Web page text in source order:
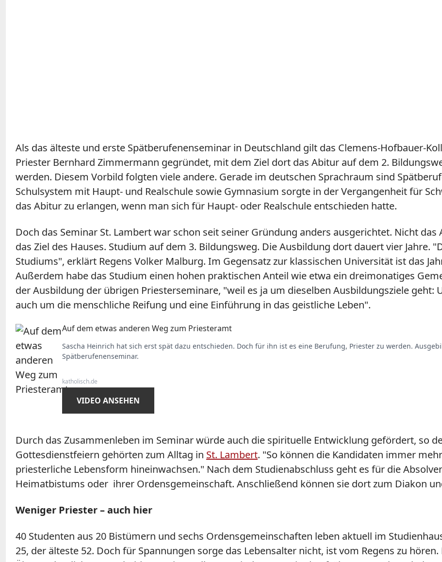
Als das älteste und erste Spätberufenenseminar in Deutschland gilt das Clemens-Hofbauer-
Priester Bernhard Zimmermann gegründet, mit dem Ziel dort das Abitur auf dem 2.
werden. Diesem Vorbild folgten viele andere. Gerade im deutschen Sprachraum sind
Schulsystem mit Haupt- und Realschule sowie Gymnasium sorgte in der Vergangenheit für
das Abitur zu erlangen, wenn man sich für Haupt- oder Realschule entschieden hatte.
Doch das Seminar St. Lambert war schon seit seiner Gründung anders ausgerichtet. Nicht
das Ziel des Hauses. Studium auf dem 3. Bildungsweg. Die Ausbildung dort dauert vier Jahre.
Studiums", erklärt Regens Volker Malburg. Im Gegensatz zur klassischen Universität ist das
Außerdem habe das Studium einen hohen praktischen Anteil wie etwa ein dreimonatiges
der Ausbildung der übrigen Priesterseminare, "weil es ja um dieselben Ausbildungsziele geht:
auch um die menschliche Reifung und eine Einführung in das geistliche Leben".
Auf dem etwas anderen Weg zum Priesteramt
Sascha Heinrich hat sich erst spät dazu entschieden. Doch für ihn ist es eine Berufung, Priester zu werden.
Spätberufenenseminar.
katholisch.de
VIDEO ANSEHEN
Durch das Zusammenleben im Seminar würde auch die spirituelle Entwicklung gefördert, so
Gottesdienstfeiern gehörten zum Alltag in St. Lambert. "So können die Kandidaten immer
priesterliche Lebensform hineinwachsen." Nach dem Studienabschluss geht es für die
Heimatbistums oder ihrer Ordensgemeinschaft. Anschließend können sie dort zum Diakon
Weniger Priester – auch hier
40 Studenten aus 20 Bistümern und sechs Ordensgemeinschaften leben aktuell im
25, der älteste 52. Doch für Spannungen sorge das Lebensalter nicht, ist vom Regens zu